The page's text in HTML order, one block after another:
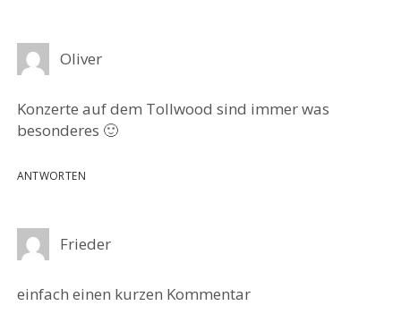
Oliver
Konzerte auf dem Tollwood sind immer was
besonderes 🙂
ANTWORTEN
Frieder
einfach einen kurzen Kommentar